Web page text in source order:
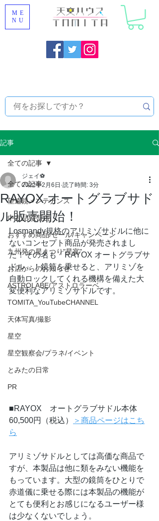
ME
NU
記事
全ての記事
望遠鏡メンテナンス
中古品/委託品
おすすめ商品/セール/キャンペーン
九州発の星まつり"星宴"
お店からのお知らせ
ASTROLABE/アストロラーベ
TOMITA_YouTubeCHANNEL
天体写真/撮影
星空
星空観察会/プラネ/イベント
とみたの日常
PR
全ての記事
RAYOX オートグラブサド
ル販売開始！
ジェイ⚽
2022年2月6日 読了時間: 3分
Losmandy規格のアリミゾサドルに他に
ないコンセプト商品が発売されまし
た！その名も「RAYOX オートグラブサ
ドル」！鏡筒を乗せると、アリミゾを
自動ロックしてくれる機構を備えた大
変便利なアリミゾサドルです。
■RAYOX　オートグラブサドル本体
60,500円（税込）
＞商品ページはこち
ら
アリミゾサドルとしては高価な商品で
すが、本製品は他に類をみない機能を
もっています。大型の鏡筒をひとりで
赤道儀に乗せる際には本製品の機能が
とても便利とお感じになるユーザー様
は少なくないでしょう。